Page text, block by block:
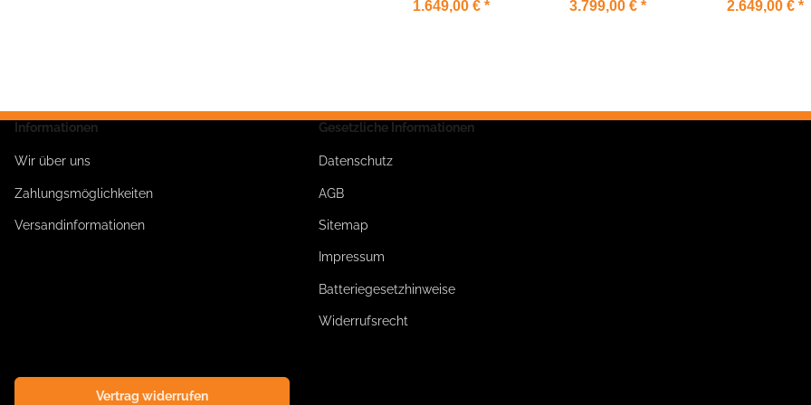
1.649,00 €* 3.799,00 €* 1300.400x188
2.649,00 € *
Informationen
Wir über uns
Zahlungsmöglichkeiten
Versandinformationen
Gesetzliche Informationen
Datenschutz
AGB
Sitemap
Impressum
Batteriegesetzhinweise
Widerrufsrecht
Vertrag widerrufen